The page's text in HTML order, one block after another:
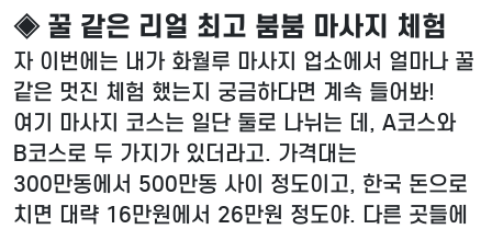
◈ 꿀 같은 리얼 최고 붐붐 마사지 체험
자 이번에는 내가 화월루 마사지 업소에서 얼마나 꿀
같은 멋진 체험 했는지 궁금하다면 계속 들어봐!
여기 마사지 코스는 일단 둘로 나뉘는 데, A코스와
B코스로 두 가지가 있더라고. 가격대는
300만동에서 500만동 사이 정도이고, 한국 돈으로
치면 대략 16만원에서 26만원 정도야. 다른 곳들에